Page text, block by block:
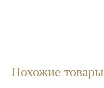
Похожие товары